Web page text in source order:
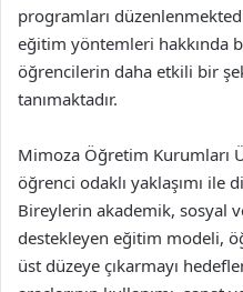
programları
eğitim yöntemleri hakkında
öğrencilerin daha etkili bir
tanımaktadır.
Mimoza Öğretim Kurumları
öğrenci odaklı yaklaşımı ile
Bireylerin akademik, sosyal
destekleyen eğitim modeli,
üst düzeye çıkarmayı